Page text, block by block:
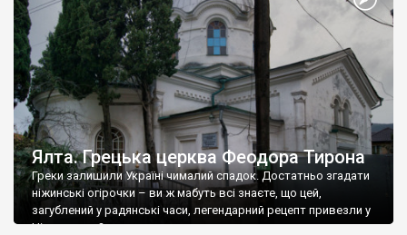
Ялта. Грецька церква Феодора Тирона
Греки залишили Україні чималий спадок. Достатньо згадати
ніжинські огірочки – ви ж мабуть всі знаєте, що цей,
загублений у радянські часи, легендарний рецепт привезли у
Ніжин греки?